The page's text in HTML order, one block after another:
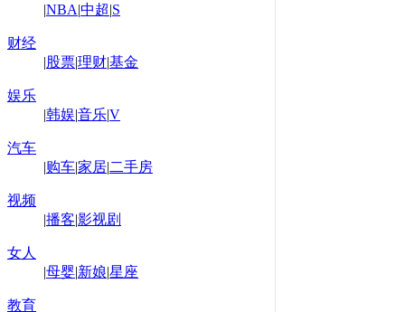
|NBA|中超|S
财经
|股票|理财|基金
娱乐
|韩娱|音乐|V
汽车
|购车|家居|二手房
视频
|播客|影视剧
女人
|母婴|新娘|星座
教育